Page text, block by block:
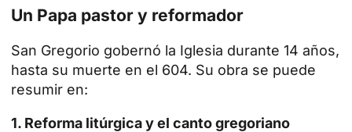
Un Papa pastor y reformador
San Gregorio gobernó la Iglesia durante 14 años,
hasta su muerte en el 604. Su obra se puede
resumir en:
1. Reforma litúrgica y el canto gregoriano